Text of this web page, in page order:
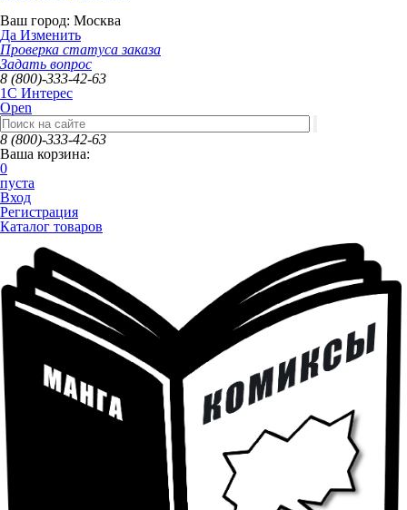
Ваш город: Москва
Да Изменить
Проверка статуса заказа
Задать вопрос
8 (800)-333-42-63
1C Интерес
Open
8 (800)-333-42-63
Ваша корзина:
0
пуста
Вход
Регистрация
Каталог товаров